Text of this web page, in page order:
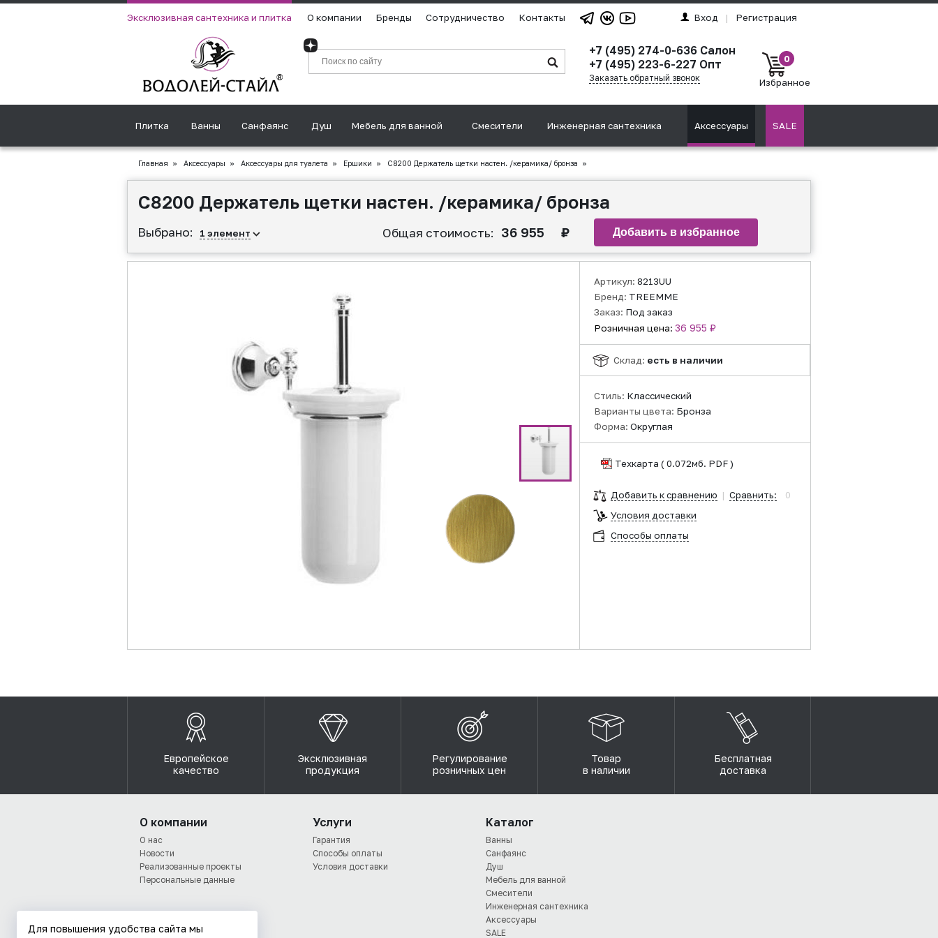
Эксклюзивная сантехника и плитка О компании Бренды Сотрудничество Контакты Вход | Регистрация
+7 (495) 274-0-636 Салон
+7 (495) 223-6-227 Опт
Заказать обратный звонок
0
Избранное
Плитка Ванны Санфаянс Душ Мебель для ванной Смесители Инженерная сантехника Аксессуары SALE
Главная » Аксессуары » Аксессуары для туалета » Ершики » С8200 Держатель щетки настен. /керамика/ бронза »
С8200 Держатель щетки настен. /керамика/ бронза
Выбрано: 1 элемент Общая стоимость: 36 955 ₽
Артикул: 8213UU
Бренд: TREEMME
Заказ: Под заказ
Розничная цена: 36 955 ₽
Склад: есть в наличии
Стиль: Классический
Варианты цвета: Бронза
Форма: Округлая
Техкарта ( 0.072мб. PDF )
Добавить к сравнению | Сравнить:
0
Условия доставки
Способы оплаты
Европейское
качество
Эксклюзивная
продукция
Регулирование
розничных цен
Товар
в наличии
Бесплатная
доставка
О компании
О нас
Новости
Реализованные проекты
Персональные данные
Услуги
Гарантия
Способы оплаты
Условия доставки
Каталог
Ванны
Санфаянс
Душ
Мебель для ванной
Смесители
Инженерная сантехника
Аксессуары
SALE
Для повышения удобства сайта мы